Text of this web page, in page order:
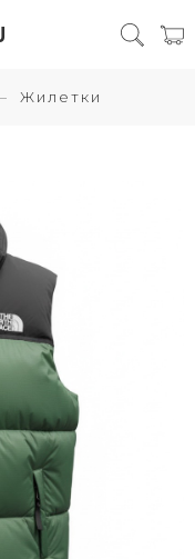
Жилетки